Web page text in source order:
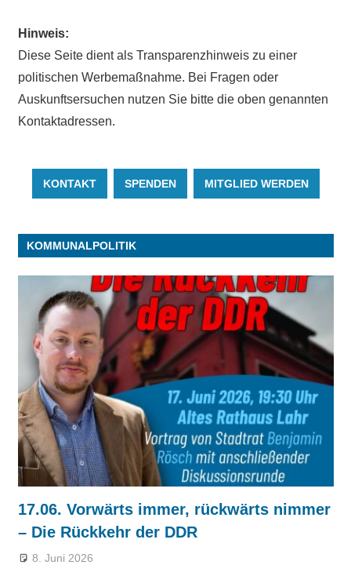
Hinweis:
Diese Seite dient als Transparenzhinweis zu einer
politischen Werbemaßnahme. Bei Fragen oder
Auskunftsersuchen nutzen Sie bitte die oben genannten
Kontaktadressen.
KONTAKT SPENDEN MITGLIED WERDEN
KOMMUNALPOLITIK
17.06. Vorwärts immer, rückwärts nimmer
– Die Rückkehr der DDR
8. Juni 2026